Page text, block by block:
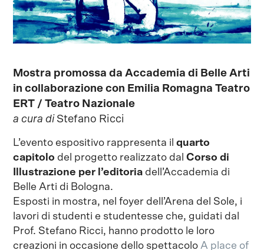
Mostra promossa da Accademia di Belle Arti
in collaborazione con Emilia Romagna Teatro
ERT / Teatro Nazionale
a cura di Stefano Ricci
L’evento espositivo rappresenta ilquarto
capitolo del progetto realizzato dalCorso di
Illustrazione per l’editoria dell’Accademia di
Belle Arti di Bologna.
Esposti in mostra, nel foyer dell’Arena del Sole, i
lavori di studenti e studentesse che, guidati dal
Prof. Stefano Ricci, hanno prodotto le loro
creazioni in occasione dello spettacoloA place of